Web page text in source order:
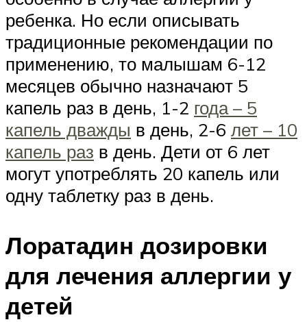
ребенка. Но если описывать
традиционные рекомендации по
применению, то малышам 6-12
месяцев обычно назначают 5
капель раз в день, 1-2 года – 5
капель дважды в день, 2-6 лет – 10
капель раз в день. Дети от 6 лет
могут употреблять 20 капель или
одну таблетку раз в день.
Лоратадин дозировки
для лечения аллергии у
детей